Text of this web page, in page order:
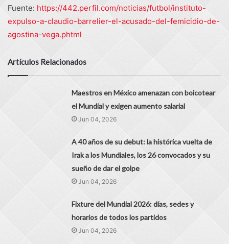
Fuente: https://442.perfil.com/noticias/futbol/instituto-
expulso-a-claudio-barrelier-el-acusado-del-femicidio-de-
agostina-vega.phtml
Artículos Relacionados
Maestros en México amenazan con boicotear
el Mundial y exigen aumento salarial
Jun 04, 2026
A 40 años de su debut: la histórica vuelta de
Irak a los Mundiales, los 26 convocados y su
sueño de dar el golpe
Jun 04, 2026
Fixture del Mundial 2026: días, sedes y
horarios de todos los partidos
Jun 04, 2026